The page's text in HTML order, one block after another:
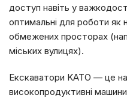
доступ навіть у
оптимальні для роботи як
обмежених просторах
міських вулицях).
Екскаватори KATO — це
високопродуктивні